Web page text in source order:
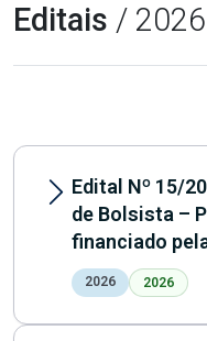
Editais / 2026
Edital Nº 15/
de Bolsista –
financiado
2026 2026